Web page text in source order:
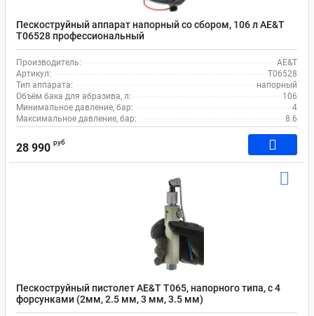
Пескоструйный аппарат напорный со сбором, 106 л AE&T
T06528 профессиональный
Производитель:
AE&T
Артикул:
T06528
Тип аппарата:
напорный
Объём бака для абразива, л:
106
Минимальное давление, бар:
4
Максимальное давление, бар:
8.6
28 990 руб
Пескоструйный пистолет AE&T T065, напорного типа, с 4
форсунками (2мм, 2.5 мм, 3 мм, 3.5 мм)